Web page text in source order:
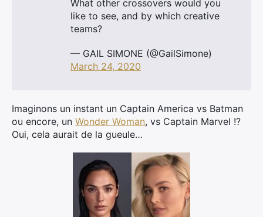
What other crossovers would you
like to see, and by which creative
teams?
— GAIL SIMONE (@GailSimone)
March 24, 2020
Imaginons un instant un Captain America vs Batman
ou encore, un Wonder Woman, vs Captain Marvel !?
Oui, cela aurait de la gueule…